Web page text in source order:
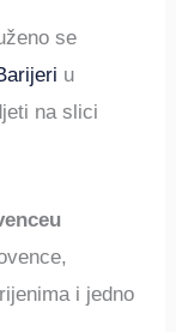
se
u
na slici
i jedno